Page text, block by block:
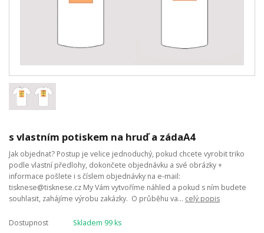
s vlastním potiskem na hruď a zádaA4
Jak objednat? Postup je velice jednoduchý, pokud chcete vyrobit triko
podle vlastní předlohy, dokončete objednávku a své obrázky +
informace pošlete i s číslem objednávky na e-mail:
tisknese@tisknese.cz My Vám vytvoříme náhled a pokud s ním budete
souhlasit, zahájíme výrobu zakázky. O průběhu va... celý popis
Dostupnost
Skladem 99 ks